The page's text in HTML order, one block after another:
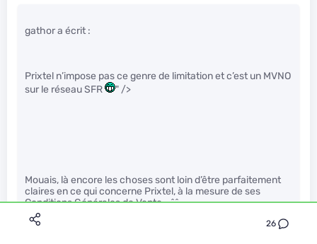
26
gathor a écrit :
Prixtel n’impose pas ce genre de limitation et c’est un MVNO
sur le réseau SFR
" />
Mouais, là encore les choses sont loin d’être parfaitement
claires en ce qui concerne Prixtel, à la mesure de ses
Conditions Générales de Vente… ^^